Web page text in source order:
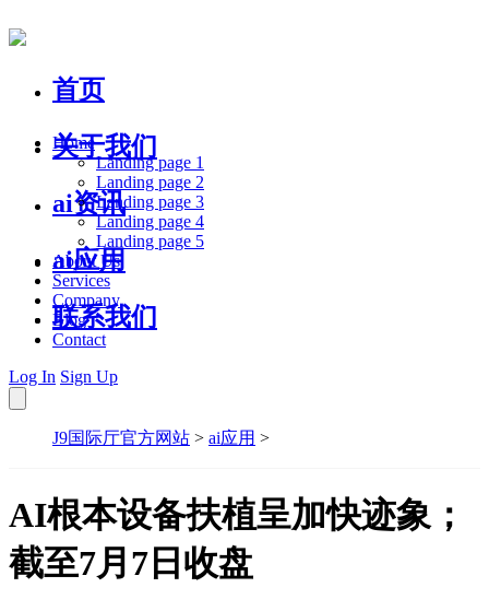
首页
关于我们
ai资讯
ai应用
联系我们
Home
Landing page 1
Landing page 2
Landing page 3
Landing page 4
Landing page 5
About Us
Services
Company
Blog
Contact
Log In Sign Up
J9国际厅官方网站 > ai应用 >
AI根本设备扶植呈加快迹象；
截至7月7日收盘